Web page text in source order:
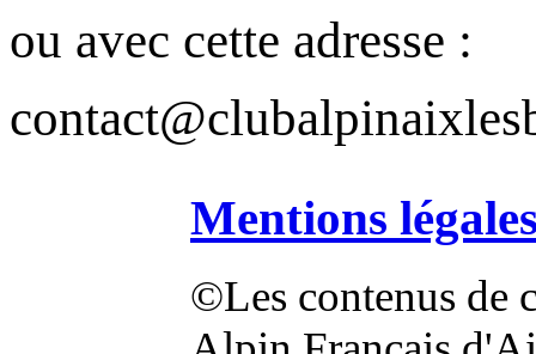
ou avec cette adresse :
Mentions
©Les contenus de